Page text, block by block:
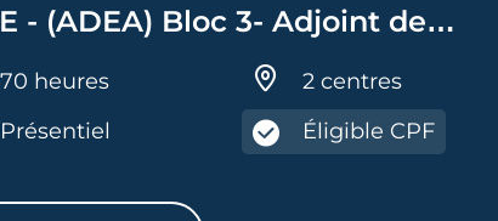
- (ADEA) Bloc 3- Adjoint de
d'Entreprise Artisanale
Durée :
70 heures
Présentiel
2 centres
Éligible CPF